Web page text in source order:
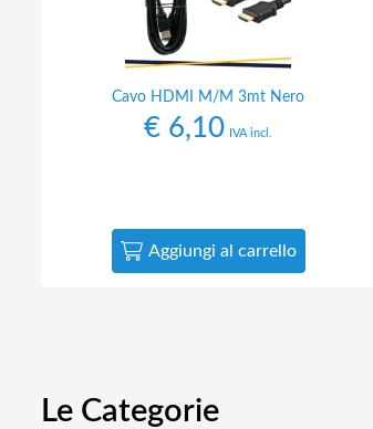
Cavo HDMI M/M 3mt Nero
€ 6,10 IVA incl.
Aggiungi al carrello
Le Categorie